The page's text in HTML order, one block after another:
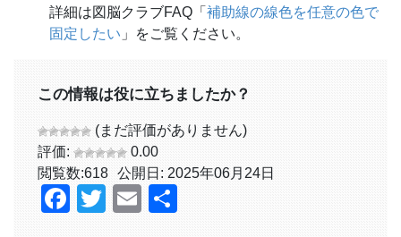
詳細は図脳クラブFAQ「 補助線の線色を任意の色で
固定したい 」をご覧ください。
この情報は役に立ちましたか？
(まだ評価がありません)
評価:
0.00
閲覧数:618 公開日: 2025年06月24日
Facebook
TwitterEmail